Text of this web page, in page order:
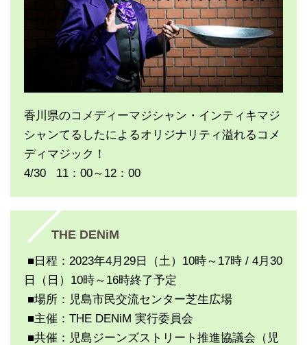
香川県のコメディーマジシャン・インティキマジ
シャンてるしたによるオリジナリティ溢れるコメ
ディマジック！
4/30 11：00～12：00
THE DENiM
■日程：2023年4月29日（土）10時～17時 / 4月30
日（日）10時～16時終了予定
■場所：児島市民交流センター芝生広場
■主催：THE DENiM 実行委員会
■共催：児島ジーンズストリート推進協議会（児